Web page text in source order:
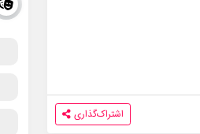
اشتراک‌گذاری